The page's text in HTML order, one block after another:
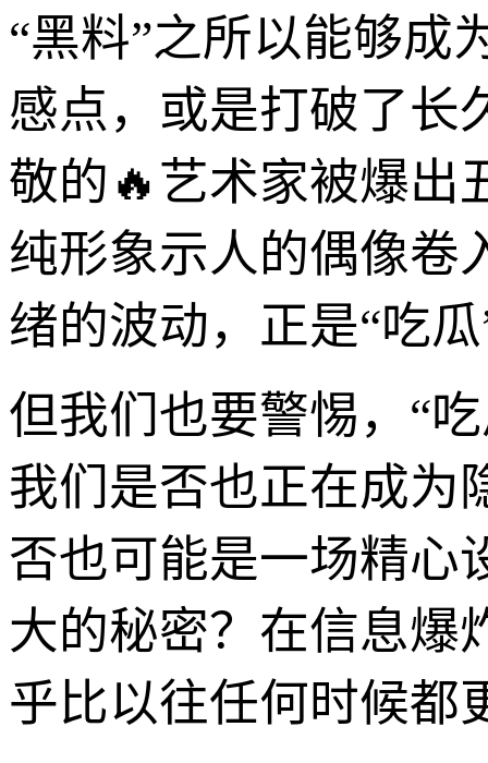
“黑料”之所以能够成
感点，或是打破了长
敬的🔥艺术家被爆出
纯形象示人的偶像卷
绪的波动，正是“吃
但我们也要警惕，“
我们是否也正在成为
否也可能是一场精心
大的秘密？在信息爆
乎比以往任何时候都